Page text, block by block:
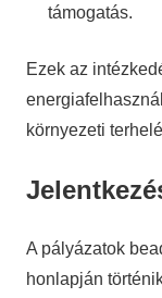
támogatás.
Ezek az
környezeti
A pályázatok
honlapján